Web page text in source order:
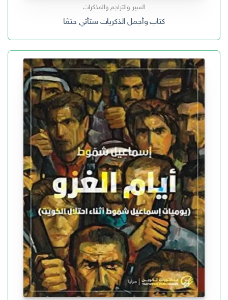
السير والتراجم والمذكرات
كتاب وأجمل الذكريات ستأتي حتمًا